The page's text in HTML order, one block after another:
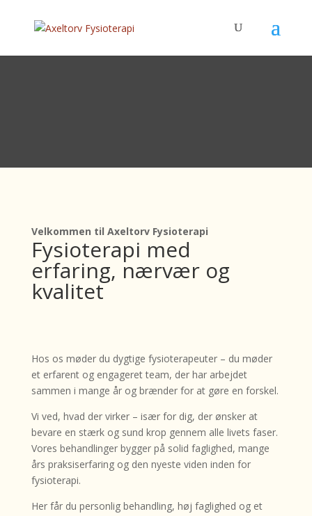
Velkommen til Axeltorv Fysioterapi
Fysioterapi med
erfaring, nærvær og
kvalitet
Hos os møder du dygtige fysioterapeuter – du møder
et erfarent og engageret team, der har arbejdet
sammen i mange år og brænder for at gøre en forskel.
Vi ved, hvad der virker – især for dig, der ønsker at
bevare en stærk og sund krop gennem alle livets faser.
Vores behandlinger bygger på solid faglighed, mange
års praksiserfaring og den nyeste viden inden for
fysioterapi.
Her får du personlig behandling, høj faglighed og et